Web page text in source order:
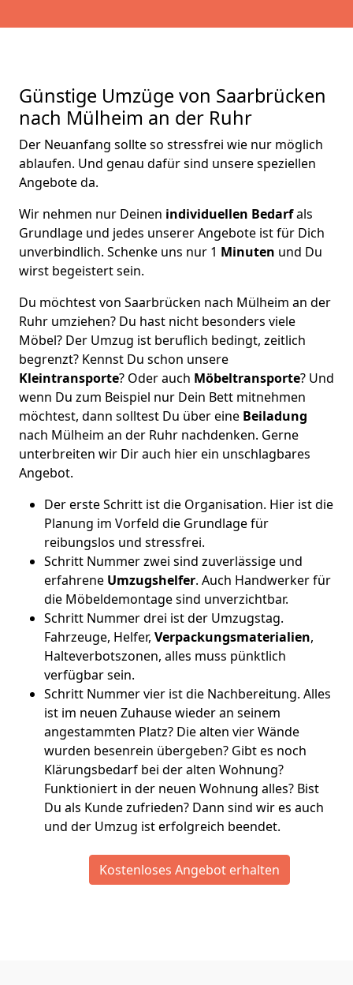
Günstige Umzüge von Saarbrücken
nach Mülheim an der Ruhr
Der Neuanfang sollte so stressfrei wie nur möglich
ablaufen. Und genau dafür sind unsere speziellen
Angebote da.
Wir nehmen nur Deinen individuellen Bedarfals
Grundlage und jedes unserer Angebote ist für Dich
unverbindlich. Schenke uns nur 1 Minuten und Du
wirst begeistert sein.
Du möchtest von Saarbrücken nach Mülheim an der
Ruhr umziehen? Du hast nicht besonders viele
Möbel? Der Umzug ist beruflich bedingt, zeitlich
begrenzt? Kennst Du schon unsere
Kleintransporte? Oder auch Möbeltransporte? Und
wenn Du zum Beispiel nur Dein Bett mitnehmen
möchtest, dann solltest Du über eine Beiladung
nach Mülheim an der Ruhr nachdenken. Gerne
unterbreiten wir Dir auch hier ein unschlagbares
Angebot.
Der erste Schritt ist die Organisation. Hier ist die
Planung im Vorfeld die Grundlage für
reibungslos und stressfrei.
Schritt Nummer zwei sind zuverlässige und
erfahrene Umzugshelfer. Auch Handwerker für
die Möbeldemontage sind unverzichtbar.
Schritt Nummer drei ist der Umzugstag.
Fahrzeuge, Helfer, Verpackungsmaterialien,
Halteverbotszonen, alles muss pünktlich
verfügbar sein.
Schritt Nummer vier ist die Nachbereitung. Alles
ist im neuen Zuhause wieder an seinem
angestammten Platz? Die alten vier Wände
wurden besenrein übergeben? Gibt es noch
Klärungsbedarf bei der alten Wohnung?
Funktioniert in der neuen Wohnung alles? Bist
Du als Kunde zufrieden? Dann sind wir es auch
und der Umzug ist erfolgreich beendet.
Kostenloses Angebot erhalten